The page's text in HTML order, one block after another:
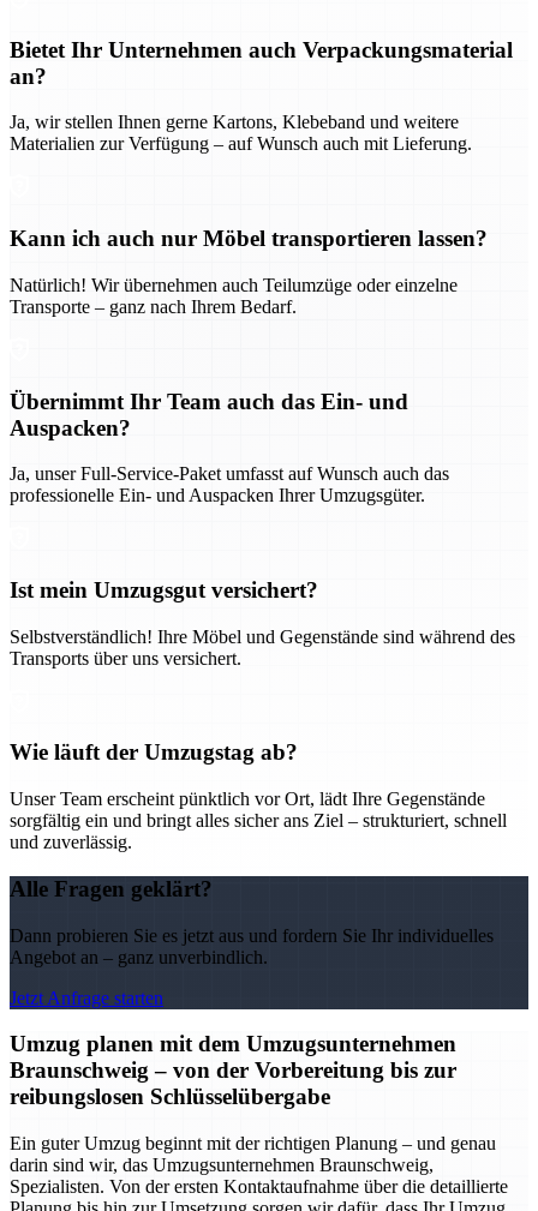
Bietet Ihr Unternehmen auch Verpackungsmaterial
an?
Ja, wir stellen Ihnen gerne Kartons, Klebeband und weitere
Materialien zur Verfügung – auf Wunsch auch mit Lieferung.
Kann ich auch nur Möbel transportieren lassen?
Natürlich! Wir übernehmen auch Teilumzüge oder einzelne
Transporte – ganz nach Ihrem Bedarf.
Übernimmt Ihr Team auch das Ein- und
Auspacken?
Ja, unser Full-Service-Paket umfasst auf Wunsch auch das
professionelle Ein- und Auspacken Ihrer Umzugsgüter.
Ist mein Umzugsgut versichert?
Selbstverständlich! Ihre Möbel und Gegenstände sind während des
Transports über uns versichert.
Wie läuft der Umzugstag ab?
Unser Team erscheint pünktlich vor Ort, lädt Ihre Gegenstände
sorgfältig ein und bringt alles sicher ans Ziel – strukturiert, schnell
und zuverlässig.
Alle Fragen geklärt?
Dann probieren Sie es jetzt aus und fordern Sie Ihr individuelles
Angebot an – ganz unverbindlich.
Jetzt Anfrage starten
Umzug planen mit dem Umzugsunternehmen
Braunschweig – von der Vorbereitung bis zur
reibungslosen Schlüsselübergabe
Ein guter Umzug beginnt mit der richtigen Planung – und genau
darin sind wir, das Umzugsunternehmen Braunschweig,
Spezialisten. Von der ersten Kontaktaufnahme über die detaillierte